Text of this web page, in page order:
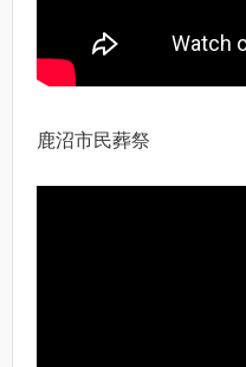
鹿沼市民葬祭